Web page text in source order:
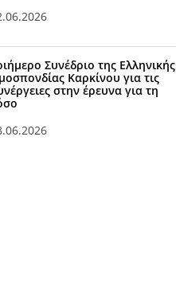
Συνέδριο της Ελληνικής
Καρκίνου για τις
στην έρευνα για τη